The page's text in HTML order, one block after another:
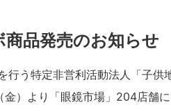
商品発売のお知らせ
行う特定非営利活動法人「子供
）より「眼鏡市場」204店舗